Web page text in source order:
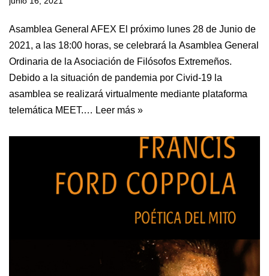
Asamblea General AFEX El próximo lunes 28 de Junio de
2021, a las 18:00 horas, se celebrará la Asamblea General
Ordinaria de la Asociación de Filósofos Extremeños.
Debido a la situación de pandemia por Civid-19 la
asamblea se realizará virtualmente mediante plataforma
telemática MEET.… Leer más »